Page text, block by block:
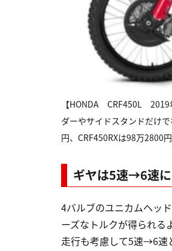
【HONDA CRF450L 2019
ダーやサイドスタンドだけ
円、CRF450RXは98万2800
ギヤは5速→6速
4バルブのユニカムヘッ
ーズなトルクが得られる
走行も考慮して5速→6速